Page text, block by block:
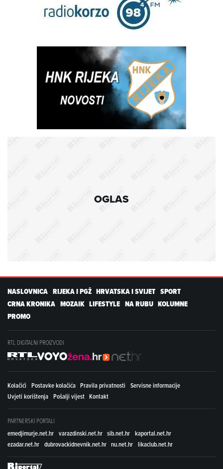
OGLAS
NASLOVNICA RIJEKA I PGŽ HRVATSKA I SVIJET SPORT
CRNA KRONIKA MOZAIK LIFESTYLE NA RUBU KOLUMNE
PROMO
RTL DIGITALNI PROIZVODI
Kolačići Postavke kolačića Pravila privatnosti
Servisne informacije
Uvjeti korištenja Pošalji vijest Kontakt
PARTNERSKI PORTALI
emedjimurje.net.hr varazdinski.net.hr sib.net.hr kaportal.net.hr
ezadar.net.hr dubrovackidnevnik.net.hr nu.net.hr likaclub.net.hr